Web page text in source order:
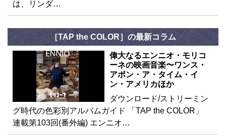
は、リンダ…
［TAP the COLOR］の最新コラム
偉大なるエンニオ・モリコ
ーネの映画音楽〜ワンス・
アポン・ア・タイム・イ
ン・アメリカほか
ダウンロード/ストリーミン
グ時代の色彩別アルバムガイド 「TAP the COLOR」
連載第103回(番外編) エンニオ…